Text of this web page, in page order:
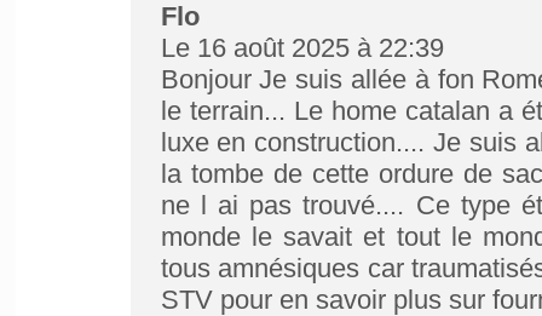
Flo
Le 16 août 2025 à 22:39
Bonjour Je suis allée à fon
le terrain... Le home catalan a
luxe en construction.... Je suis
la tombe de cette ordure de
ne l ai pas trouvé.... Ce type
monde le savait et tout le
tous amnésiques car
STV pour en savoir plus sur